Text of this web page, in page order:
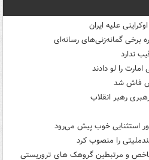
علیه ایران
برخی گمانه‌زنی‌های رسانه‌ای
ندارد
را لو دادند
استثنایی خوب پیش می‌رود
را منصوب کرد